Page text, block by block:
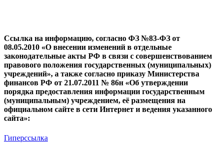
Ссылка на информацию, согласно ФЗ №83-ФЗ от
08.05.2010 «О внесении изменений в отдельные
законодательные акты РФ в связи с совершенствованием
правового положения государственных (муниципальных)
учреждений», а также согласно приказу Министерства
финансов РФ от 21.07.2011 № 86н «Об утверждении
порядка предоставления информации государственным
(муниципальным) учреждением, её размещения на
официальном сайте в сети Интернет и ведения указанного
сайта»:
Гиперссылка